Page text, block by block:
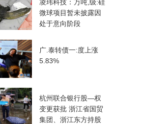
凌玮科技：万吨,级:硅
微球项目暂未披露因
处于意向阶段
广.泰转债一:度上涨
5.83%
杭州联合银行股—权
变更获批 浙江省国贸
集团、浙江东方持股